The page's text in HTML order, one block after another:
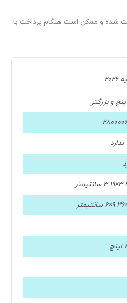
شده و ممکن است هنگام پرداخت با
ندارد